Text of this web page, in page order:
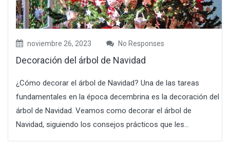
noviembre 26, 2023 No Responses
Decoración del árbol de Navidad
¿Cómo decorar el árbol de Navidad? Una de las tareas
fundamentales en la época decembrina es la decoración del
árbol de Navidad. Veamos como decorar el árbol de
Navidad, siguiendo los consejos prácticos que les...